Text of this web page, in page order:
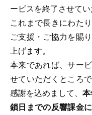
ービスを終了させてい
これまで長きにわた
ご支援・ご協力を賜
上げます。
本来であれば、サー
せていただくところ
感謝を込めまして、 本
鎖日までの反響課金